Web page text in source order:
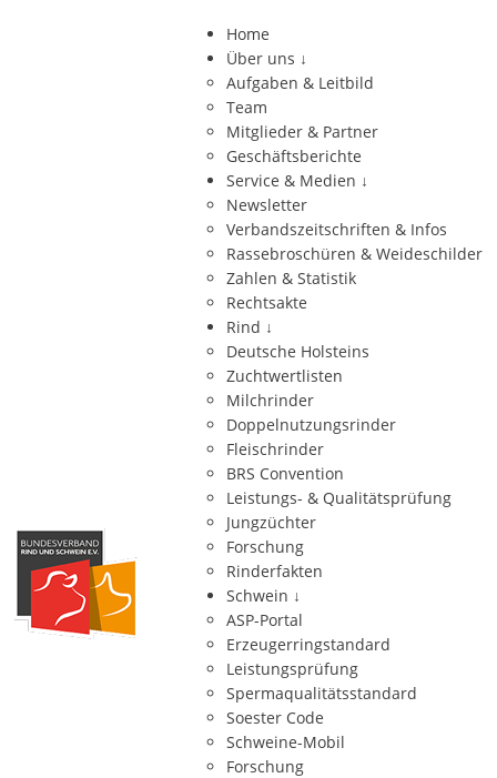
Home
Über uns ↓
Aufgaben & Leitbild
Team
Mitglieder & Partner
Geschäftsberichte
Service & Medien ↓
Newsletter
Verbandszeitschriften & Infos
Rassebroschüren & Weideschilder
Zahlen & Statistik
Rechtsakte
Rind ↓
Deutsche Holsteins
Zuchtwertlisten
Milchrinder
Doppelnutzungsrinder
Fleischrinder
BRS Convention
Leistungs- & Qualitätsprüfung
Jungzüchter
Forschung
Rinderfakten
Schwein ↓
ASP-Portal
Erzeugerringstandard
Leistungsprüfung
Spermaqualitätsstandard
Soester Code
Schweine-Mobil
Forschung